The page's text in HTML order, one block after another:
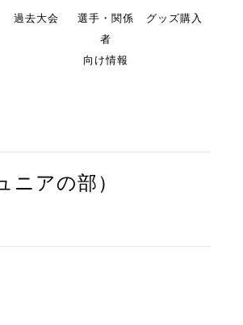
過去大会
選手・関係
者
向け情報
グッズ購入
ニアの部）